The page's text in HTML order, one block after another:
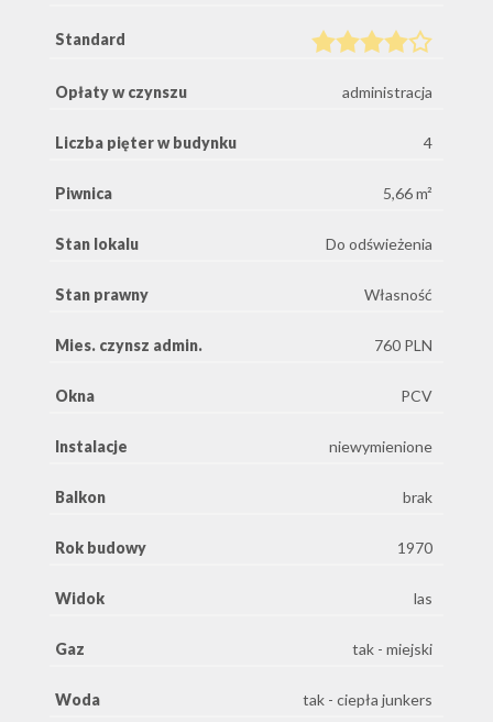
Standard
Opłaty w czynszu administracja
Liczba pięter w budynku 4
Piwnica 5,66 m²
Stan lokalu Do odświeżenia
Stan prawny Własność
Mies. czynsz admin. 760 PLN
Okna PCV
Instalacje niewymienione
Balkon brak
Rok budowy 1970
Widok las
Gaz tak - miejski
Woda tak - ciepła junkers